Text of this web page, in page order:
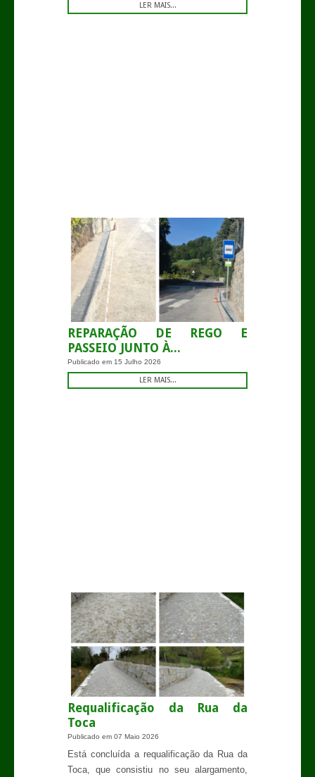
LER MAIS...
REPARAÇÃO DE REGO E
PASSEIO JUNTO À...
Publicado em 15 Julho 2026
LER MAIS...
Requalificação da Rua da
Toca
Publicado em 07 Maio 2026
Está concluída a requalificação da Rua da
Toca, que consistiu no seu alargamento,